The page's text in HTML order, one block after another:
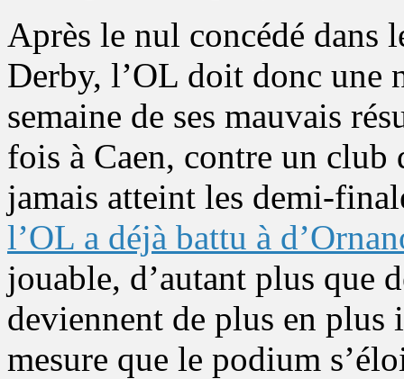
Après le nul concédé dans
Derby, l’OL doit donc une
semaine de ses mauvais
fois à Caen, contre un club
jamais atteint les demi-
l’OL a déjà battu à
jouable, d’autant plus que
deviennent de plus en plus
mesure que le podium